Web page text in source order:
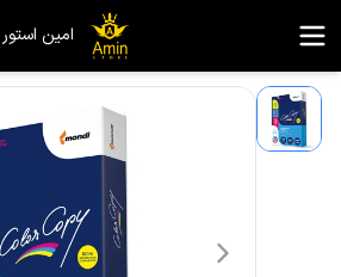
امین استور